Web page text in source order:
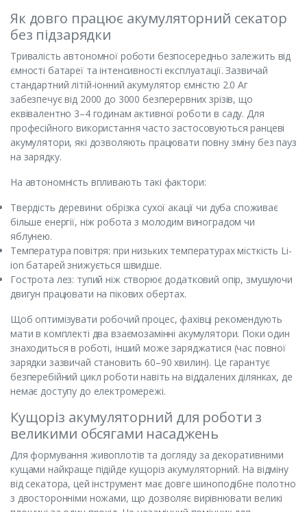
Як довго працює акумуляторний секатор
без підзарядки
Тривалість автономної роботи безпосередньо залежить від
ємності батареї та інтенсивності експлуатації. Зазвичай
стандартний літій-іонний акумулятор ємністю 2.0 Аг
забезпечує від 2000 до 3000 безперервних зрізів, що
еквівалентно 3–4 годинам активної роботи в саду. Для
професійного використання часто застосовуються ранцеві
акумулятори, які дозволяють працювати повну зміну без пауз
на зарядку.
На автономність впливають такі фактори:
Твердість деревини: обрізка сухої акації чи дуба споживає
більше енергії, ніж робота з молодим виноградом чи
яблунею.
Температура повітря: при низьких температурах місткість Li-
ion батарей знижується швидше.
Гострота лез: тупий ніж створює додатковий опір, змушуючи
двигун працювати на пікових обертах.
Щоб оптимізувати робочий процес, фахівці рекомендують
мати в комплекті два взаємозамінні акумулятори. Поки один
знаходиться в роботі, інший може заряджатися (час повної
зарядки зазвичай становить 60–90 хвилин). Це гарантує
безперебійний цикл роботи навіть на віддалених ділянках, де
немає доступу до електромережі.
Кущоріз акумуляторний для роботи з
великими обсягами насаджень
Для формування живоплотів та догляду за декоративними
кущами найкраще підійде кущоріз акумуляторний. На відміну
від секатора, цей інструмент має довге шиноподібне полотно
з двосторонніми ножами, що дозволяє вирівнювати великі